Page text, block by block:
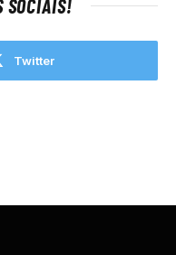
SOCIAIS!
Twitter